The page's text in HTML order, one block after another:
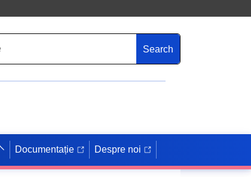
Search
Documentație Despre noi